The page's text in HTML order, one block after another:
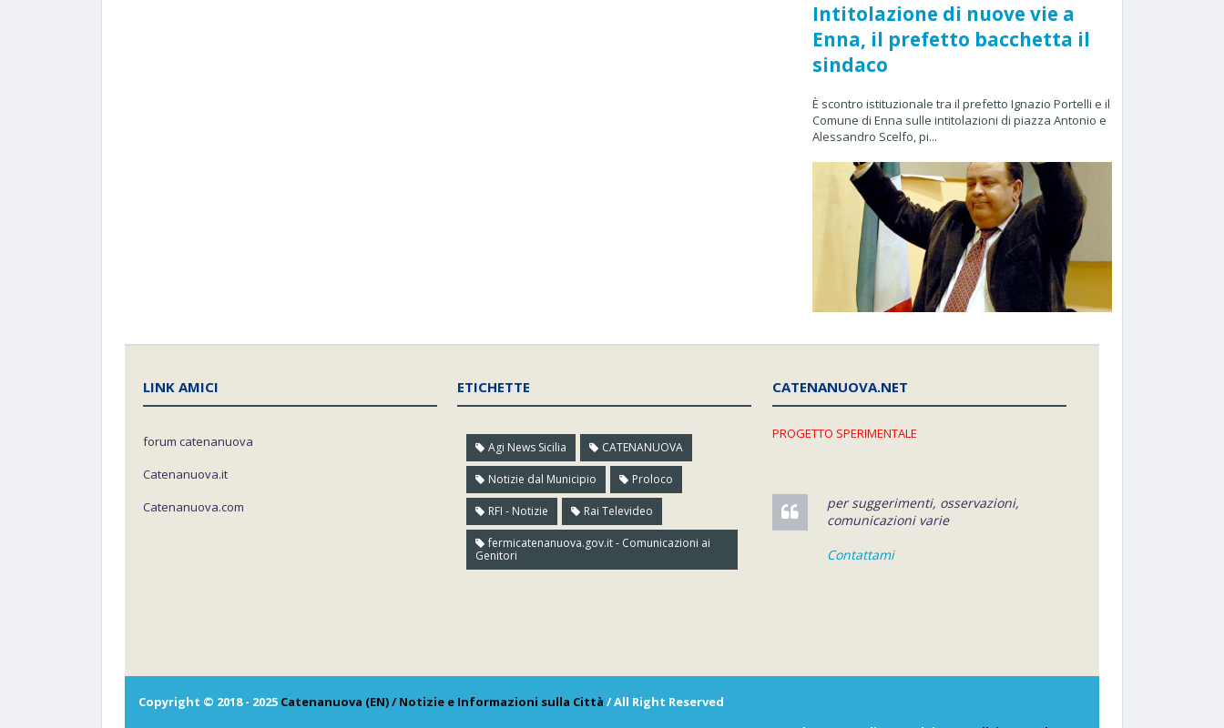
Intitolazione di nuove vie a
Enna, il prefetto bacchetta il
sindaco
È scontro istituzionale tra il prefetto Ignazio Portelli e il
Comune di Enna sulle intitolazioni di piazza Antonio e
Alessandro Scelfo, pi...
LINK AMICI
forum catenanuova
Catenanuova.it
Catenanuova.com
ETICHETTE
Agi News Sicilia CATENANUOVA
Notizie dal Municipio Proloco
RFI - Notizie Rai Televideo
fermicatenanuova.gov.it - Comunicazioni ai
Genitori
CATENANUOVA.NET
PROGETTO SPERIMENTALE
per suggerimenti, osservazioni,
comunicazioni varie
Contattami
Copyright © 2018 - 2025 Catenanuova (EN) / Notizie e Informazioni sulla Città / All Right Reserved